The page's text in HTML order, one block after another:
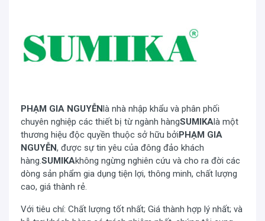
dụng (không như các loại thang chữ A phổ thông kiểu cũ
– phần đỉnh luôn hẹp hơn so với chân thang làm yếu
thang). Thang có thể xếp gọn sau khi sử dụng hoặc duỗi
được làm bằng cao su cao cấp, chống trơn trượt.
PHẠM GIA NGUYỄNlà nhà nhập khẩu và phân phối
chuyên nghiệp các thiết bị từ ngành hàngSUMIKAlà một
thương hiệu độc quyền thuộc sở hữu bởiPHẠM GIA
NGUYỄN, được sự tin yêu của đông đảo khách
hàng.SUMIKAkhông ngừng nghiên cứu và cho ra đời các
dòng sản phẩm gia dụng tiện lợi, thông minh, chất lượng
cao, giá thành rẻ.
Với tiêu chí: Chất lượng tốt nhất; Giá thành hợp lý nhất; và